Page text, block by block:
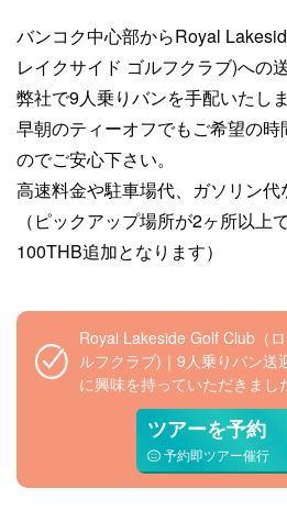
バンコク中心部からRoyal
レイクサイド ゴルフクラブ)への
弊社で9人乗りバンを手配いたしま
早朝のティーオフでもご希望の
のでご安心下さい。
高速料金や駐車場代、ガソリン代
（ピックアップ場所が2ヶ所以上
100THB追加となります）
Royal Lakeside Golf Club（
ルフクラブ)｜9人乗りバン送
に興味を持っていただきまし
ツアーを予約
予約即ツアー催行